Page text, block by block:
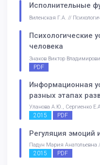
Исполнительные
Виленская Г.А. //
Психологические
человека
Знаков Виктор
PDF
Информационная
разных этапах
Уланова А.Ю., Сергиенко
2015 PDF
Регуляция эмоций
Падун Мария Анатольевна
2015 PDF